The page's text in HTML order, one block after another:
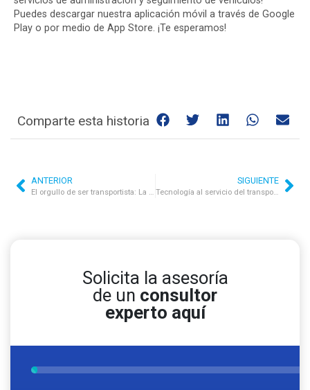
Puedes descargar nuestra aplicación móvil a través de Google
Play o por medio de App Store. ¡Te esperamos!
Comparte esta historia
ANTERIOR
El orgullo de ser transportista: La esencia de nuestra labor y el apoyo de Satrack para sacar adelante al país
SIGUIENTE
Tecnología al servicio del transportista: Descubre cómo Satrack y sus cámaras facilitan tus viajes
Solicita la asesoría
de un consultor
experto aquí